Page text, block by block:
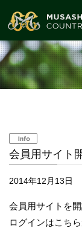
会員用サイト
2014年12月13日
会員用サイトを
ログインはこち